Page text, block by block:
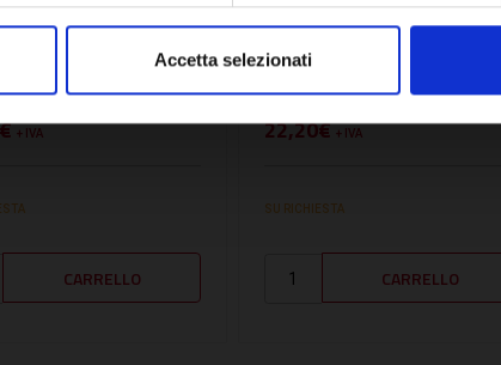
Accetta selezionati
CONTATTO ANTIC.
+ IVA
CAVO SONDA SANITARIO
RAD31219LA
22,20€+ IVA
SU RICHIESTA